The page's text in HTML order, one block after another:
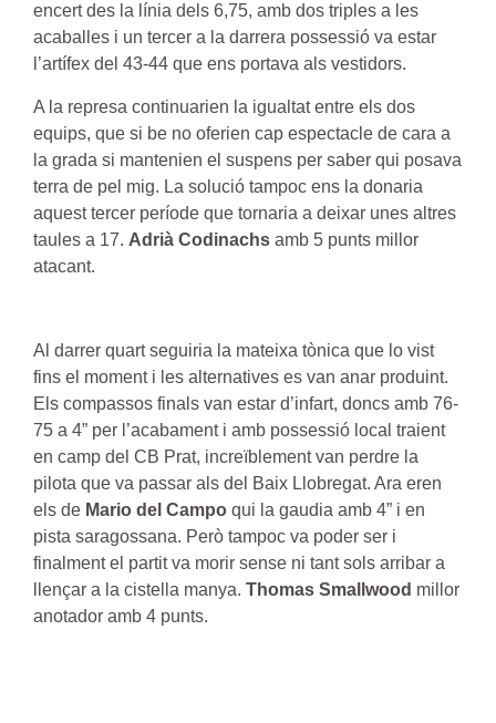
encert des la línia dels 6,75, amb dos triples a les
acaballes i un tercer a la darrera possessió va estar
l’artífex del 43-44 que ens portava als vestidors.
A la represa continuarien la igualtat entre els dos
equips, que si be no oferien cap espectacle de cara a
la grada si mantenien el suspens per saber qui posava
terra de pel mig. La solució tampoc ens la donaria
aquest tercer període que tornaria a deixar unes altres
taules a 17. Adrià Codinachs amb 5 punts millor
atacant.
Al darrer quart seguiria la mateixa tònica que lo vist
fins el moment i les alternatives es van anar produint.
Els compassos finals van estar d’infart, doncs amb 76-
75 a 4” per l’acabament i amb possessió local traient
en camp del CB Prat, increïblement van perdre la
pilota que va passar als del Baix Llobregat. Ara eren
els de Mario del Campo qui la gaudia amb 4” i en
pista saragossana. Però tampoc va poder ser i
finalment el partit va morir sense ni tant sols arribar a
llençar a la cistella manya. Thomas Smallwood millor
anotador amb 4 punts.